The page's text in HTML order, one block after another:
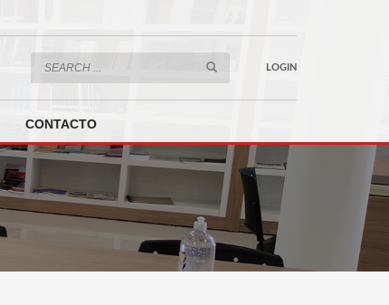
LOGIN
CONTACTO